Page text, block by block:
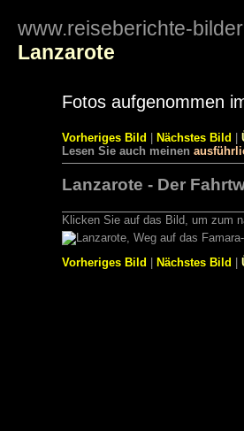
www.reiseberichte-
Lanzarote
Fotos aufgenommen
Vorheriges Bild | Nächstes Bild |
Lesen Sie auch meinen
Lanzarote - Der
Klicken Sie auf das Bild, um zum
Vorheriges Bild Nächstes Bild